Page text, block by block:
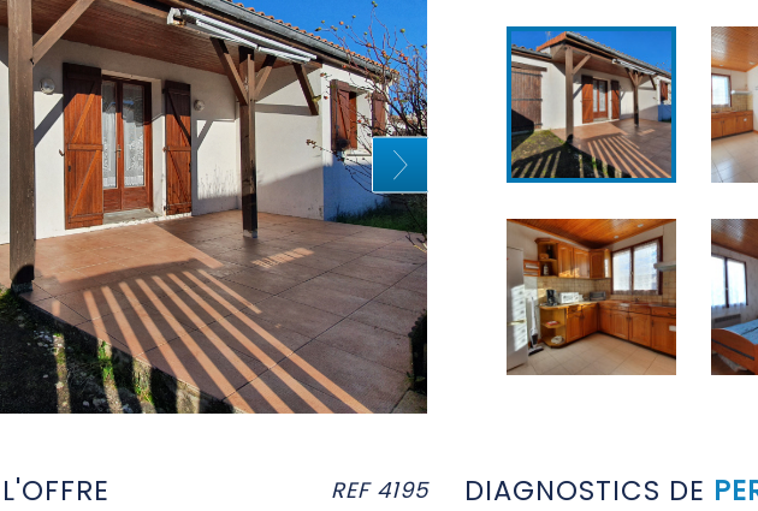
REF 4195 DIAGNOSTICS DE